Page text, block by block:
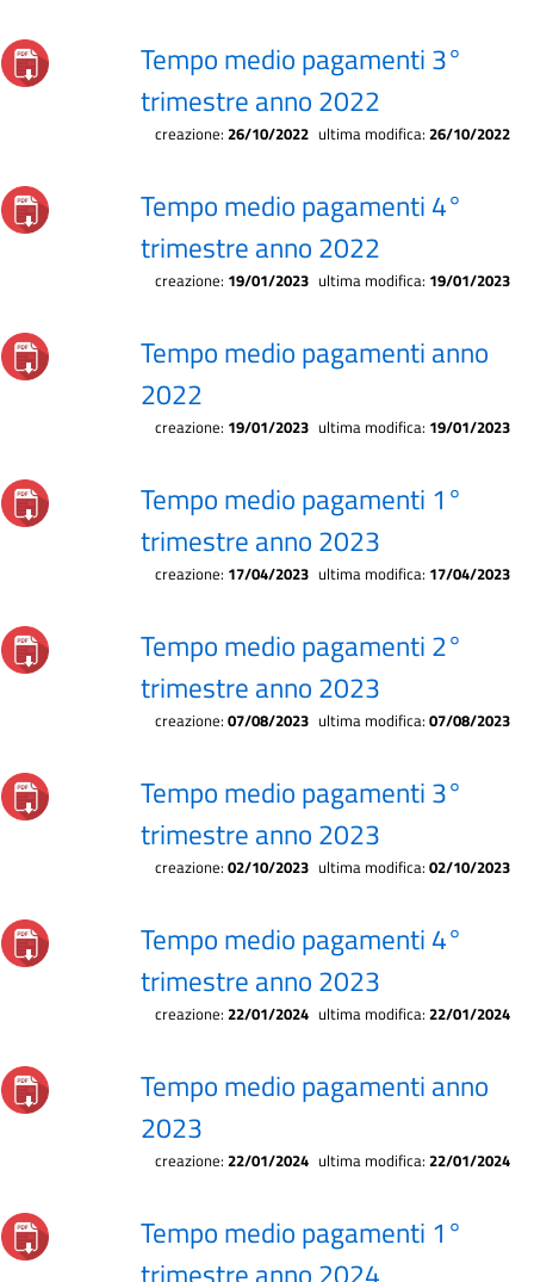
Tempo medio pagamenti 3°
trimestre anno 2022
creazione: 26/10/2022 ultima modifica: 26/10/2022
Tempo medio pagamenti 4°
trimestre anno 2022
creazione: 19/01/2023 ultima modifica: 19/01/2023
Tempo medio pagamenti anno
2022
creazione: 19/01/2023 ultima modifica: 19/01/2023
Tempo medio pagamenti 1°
trimestre anno 2023
creazione: 17/04/2023 ultima modifica: 17/04/2023
Tempo medio pagamenti 2°
trimestre anno 2023
creazione: 07/08/2023 ultima modifica: 07/08/2023
Tempo medio pagamenti 3°
trimestre anno 2023
creazione: 02/10/2023 ultima modifica: 02/10/2023
Tempo medio pagamenti 4°
trimestre anno 2023
creazione: 22/01/2024 ultima modifica: 22/01/2024
Tempo medio pagamenti anno
2023
creazione: 22/01/2024 ultima modifica: 22/01/2024
Tempo medio pagamenti 1°